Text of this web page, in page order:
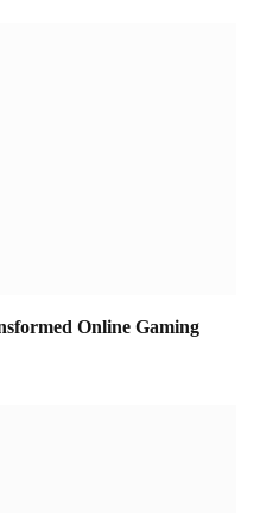
Online Gaming